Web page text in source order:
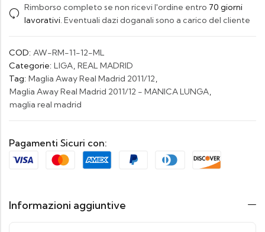
Rimborso completo se non ricevi l'ordine entro 70 giorni
lavorativi. Eventuali dazi doganali sono a carico del cliente
COD: AW-RM-11-12-ML
Categorie: LIGA, REAL MADRID
Tag: Maglia Away Real Madrid 2011/12,
Maglia Away Real Madrid 2011/12 - MANICA LUNGA,
maglia real madrid
Pagamenti Sicuri con:
Informazioni aggiuntive